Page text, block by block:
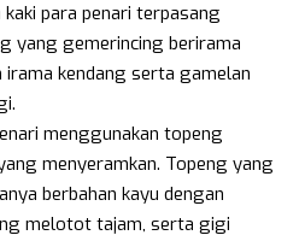
kaki para penari terpasang
yang gemerincing berirama
irama kendang serta gamelan
menggunakan topeng
menyeramkan. Topeng yang
berbahan kayu dengan
melotot tajam, serta gigi